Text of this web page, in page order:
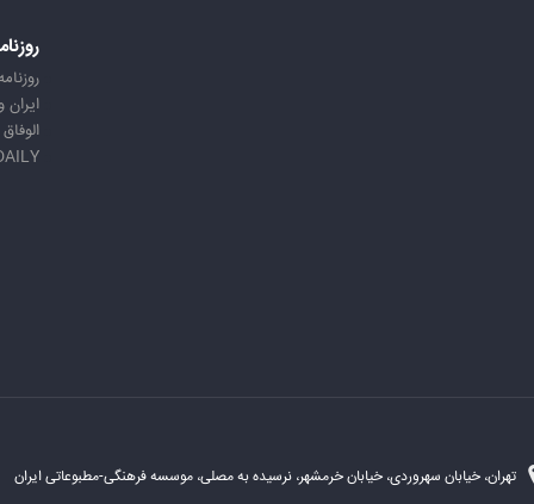
الوفاق
تهران، خیابان سهروردی، خیابان خرمشهر، نرسیده به مصلی، موسسه فرهنگی-مطبوعاتی ایران